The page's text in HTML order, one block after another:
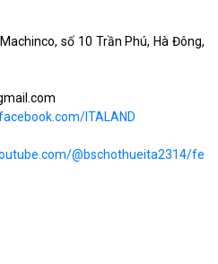
số 10 Trần Phú, Hà Đông,
ITALAND
@bschothueita2314/